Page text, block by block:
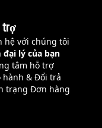
trợ
hệ với chúng tôi
đại lý của bạn
tâm hỗ trợ
hành & Đổi trả
trạng Đơn hàng